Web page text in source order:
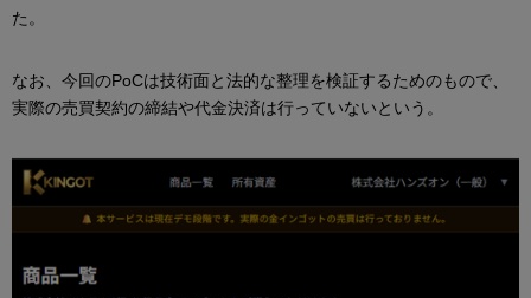
た。
なお、今回のPoCは技術面と法的な整理を検証するためのもので、
実際の売買契約の締結や代金決済は行っていないという。